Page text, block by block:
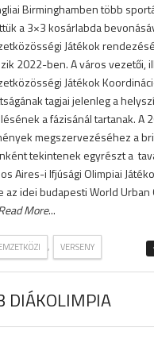
Birminghamben több
a 3×3 kosárlabda
Játékok
2022-ben. A város vezetői,
Játékok
tagjai jelenleg a
a fázisánál tartanak. A
megszervezéséhez a
tekintenek egyrészt a
Aires-i Ifjúsági Olimpiai
az idei budapesti World Urban
More...
, VERSENY
DIÁKOLIMPIA